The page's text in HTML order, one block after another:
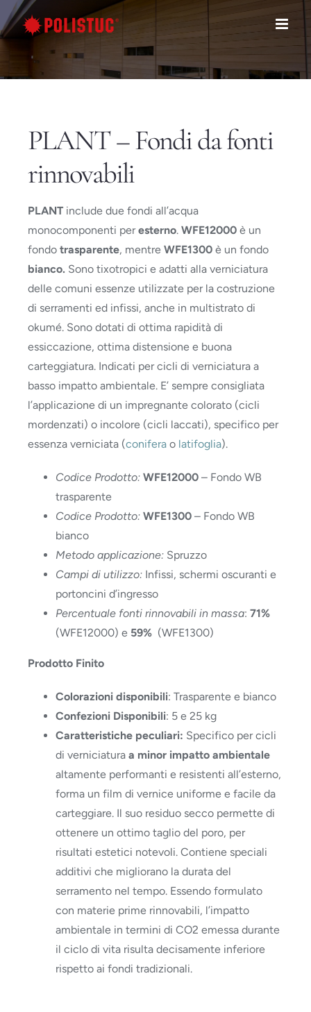
Salta
al
PLANT – Fondi da fonti
rinnovabili
PLANTinclude due fondi all’acqua
monocomponenti peresterno. WFE12000è un
fondo trasparente, mentre WFE1300è un fondo
bianco. Sono tixotropici e adatti alla verniciatura
delle comuni essenze utilizzate per la costruzione
di serramenti ed infissi, anche in multistrato di
okumé. Sono dotati di ottima rapidità di
essiccazione, ottima distensione e buona
carteggiatura. Indicati per cicli di verniciatura a
basso impatto ambientale. E’ sempre consigliata
l’applicazione di un impregnante colorato (cicli
mordenzati) o incolore (cicli laccati), specifico per
essenza verniciata (coniferao latifoglia).
Codice Prodotto: WFE12000– Fondo WB
trasparente
Codice Prodotto: WFE1300– Fondo WB
bianco
Metodo applicazione:Spruzzo
Campi di utilizzo:Infissi, schermi oscuranti e
portoncini d’ingresso
Percentuale fonti rinnovabili in massa: 71%
(WFE12000) e 59% (WFE1300)
Prodotto Finito
Colorazioni disponibili: Trasparente e bianco
Confezioni Disponibili: 5 e 25 kg
Caratteristiche peculiari: Specifico per cicli
di verniciatura a minor impatto ambientale
altamente performanti e resistenti all’esterno,
forma un film di vernice uniforme e facile da
carteggiare. Il suo residuo secco permette di
ottenere un ottimo taglio del poro, per
risultati estetici notevoli. Contiene speciali
additivi che migliorano la durata del
serramento nel tempo. Essendo formulato
con materie prime rinnovabili, l’impatto
ambientale in termini di CO2 emessa durante
il ciclo di vita risulta decisamente inferiore
rispetto ai fondi tradizionali.